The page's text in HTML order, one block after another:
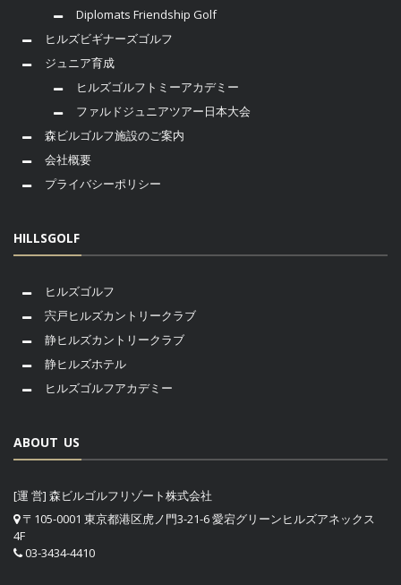
Diplomats Friendship Golf
ヒルズビギナーズゴルフ
ジュニア育成
ヒルズゴルフトミーアカデミー
ファルドジュニアツアー日本大会
森ビルゴルフ施設のご案内
会社概要
プライバシーポリシー
HILLSGOLF
ヒルズゴルフ
宍戸ヒルズカントリークラブ
静ヒルズカントリークラブ
静ヒルズホテル
ヒルズゴルフアカデミー
ABOUT US
[運 営] 森ビルゴルフリゾート株式会社
〒105-0001 東京都港区虎ノ門3-21-6 愛宕グリーンヒルズアネックス
4F
03-3434-4410